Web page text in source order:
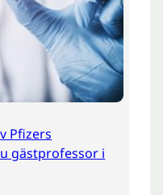
Pfizers
gästprofessor i